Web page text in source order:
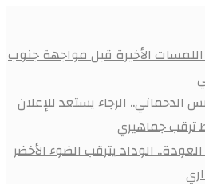
الأخيرة قبل مواجهة جنوب
الرجاء يستعد للإعلان
ترقب جماهيري
الوداد يترقب الضوء الأخضر